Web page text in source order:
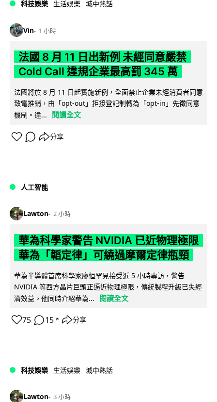
科技娛樂 生活娛樂 城中熱話
Vin 1 小時
法國 8 月 11 日出新例 未經同意嚴禁
Cold Call 違規企業最高罰 345 萬
法國將於 8 月 11 日起實施新例，全面禁止企業未經消費者同意
致電推銷，由「opt-out」拒接登記制轉為「opt-in」先徵同意
機制。違...
閱讀全文
分享
人工智能
Lawton 2 小時
華為科學家警告 NVIDIA 已近物理極限
華為「韜定律」可繞過摩爾定律瓶頸
華為半導體首席科學家廖恒罕見接受近 5 小時專訪，警告
NVIDIA 等西方晶片巨頭正逼近物理極限，傳統製程升級已失經
濟效益。他同時介紹華為...
閱讀全文
75 15 ↗ 分享
科技娛樂 生活娛樂 城中熱話
Lawton 3 小時